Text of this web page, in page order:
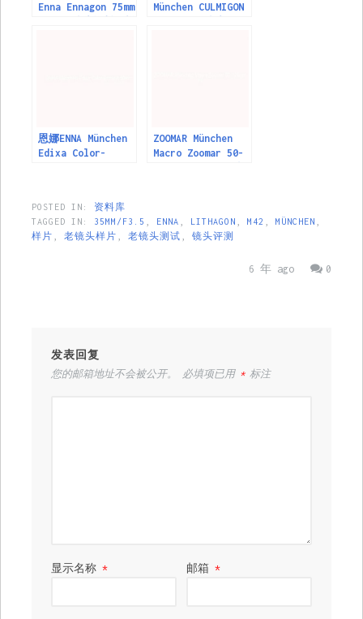
Enna Ennagon 75mm
München CULMIGON
恩娜ENNA München
Edixa Color-
ZOOMAR München
Macro Zoomar 50-
POSTED IN: 资料库
TAGGED IN: 35MM/F3.5 ENNA LITHAGON M42 MÜNCHEN
样片
老镜头样片 老镜头测试 镜头评测
0
6 年 ago
发表回复
您的邮箱地址不会被公开。 必填项已用 *标注
显示名称 * 邮箱*